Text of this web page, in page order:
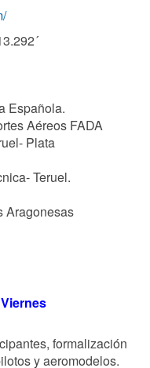
Española.
Aéreos FADA
Plata
Teruel.
Aragonesas
formalización
y aeromodelos.